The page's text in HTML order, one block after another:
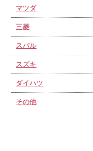
マツダ
三菱
スバル
スズキ
ダイハツ
その他